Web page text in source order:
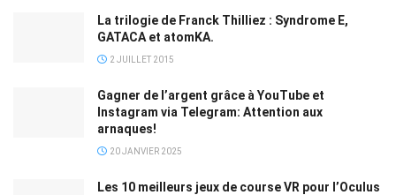
La trilogie de Franck Thilliez : Syndrome E,
GATACA et atomKA.
2 JUILLET 2015
Gagner de l’argent grâce à YouTube et
Instagram via Telegram: Attention aux
arnaques!
20 JANVIER 2025
Les 10 meilleurs jeux de course VR pour l’Oculus